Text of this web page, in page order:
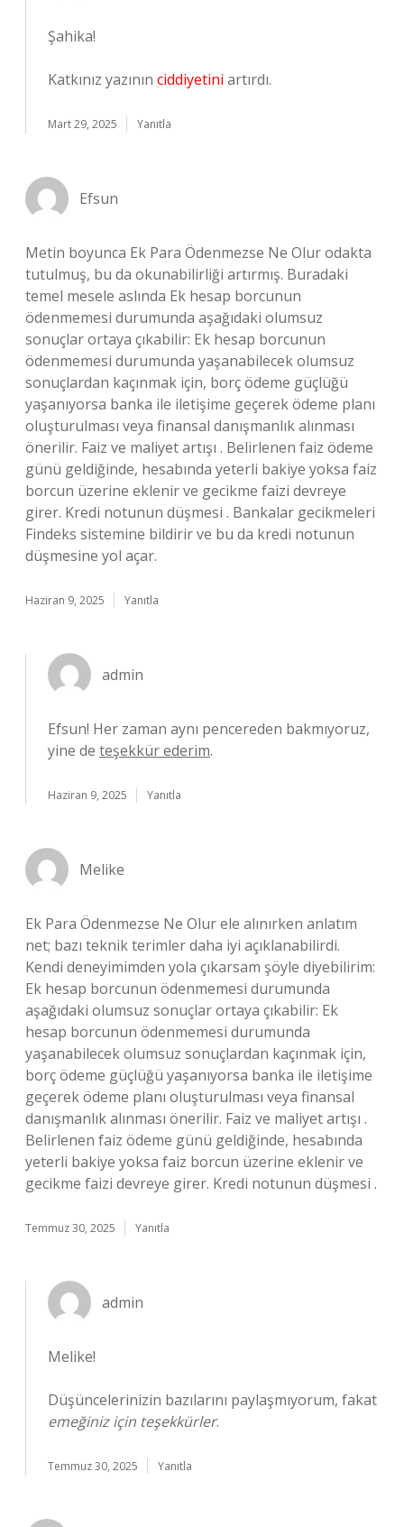
Şahika!
Katkınız yazının ciddiyetini artırdı.
Mart 29, 2025 Yanıtla
Efsun
Metin boyunca Ek Para Ödenmezse Ne Olur odakta
tutulmuş, bu da okunabilirliği artırmış. Buradaki
temel mesele aslında Ek hesap borcunun
ödenmemesi durumunda aşağıdaki olumsuz
sonuçlar ortaya çıkabilir: Ek hesap borcunun
ödenmemesi durumunda yaşanabilecek olumsuz
sonuçlardan kaçınmak için, borç ödeme güçlüğü
yaşanıyorsa banka ile iletişime geçerek ödeme planı
oluşturulması veya finansal danışmanlık alınması
önerilir. Faiz ve maliyet artışı . Belirlenen faiz ödeme
günü geldiğinde, hesabında yeterli bakiye yoksa faiz
borcun üzerine eklenir ve gecikme faizi devreye
girer. Kredi notunun düşmesi . Bankalar gecikmeleri
Findeks sistemine bildirir ve bu da kredi notunun
düşmesine yol açar.
Haziran 9, 2025 Yanıtla
admin
Efsun! Her zaman aynı pencereden bakmıyoruz,
yine de teşekkür ederim.
Haziran 9, 2025 Yanıtla
Melike
Ek Para Ödenmezse Ne Olur ele alınırken anlatım
net; bazı teknik terimler daha iyi açıklanabilirdi.
Kendi deneyimimden yola çıkarsam şöyle diyebilirim:
Ek hesap borcunun ödenmemesi durumunda
aşağıdaki olumsuz sonuçlar ortaya çıkabilir: Ek
hesap borcunun ödenmemesi durumunda
yaşanabilecek olumsuz sonuçlardan kaçınmak için,
borç ödeme güçlüğü yaşanıyorsa banka ile iletişime
geçerek ödeme planı oluşturulması veya finansal
danışmanlık alınması önerilir. Faiz ve maliyet artışı .
Belirlenen faiz ödeme günü geldiğinde, hesabında
yeterli bakiye yoksa faiz borcun üzerine eklenir ve
gecikme faizi devreye girer. Kredi notunun düşmesi .
Temmuz 30, 2025 Yanıtla
admin
Melike!
Düşüncelerinizin bazılarını paylaşmıyorum, fakat
emeğiniz için teşekkürler.
Temmuz 30, 2025 Yanıtla